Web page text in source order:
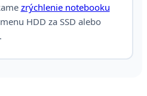
zrýchlenie notebooku
HDD za SSD alebo